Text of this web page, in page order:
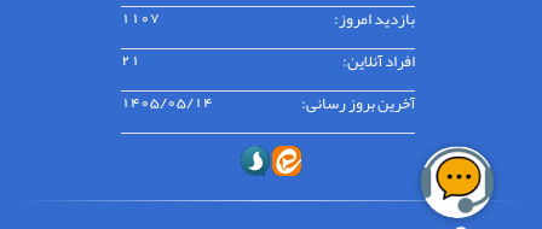
بازدید امروز: 1107
افراد آنلاین: 21
آخرین بروز رسانی: 1405/05/14